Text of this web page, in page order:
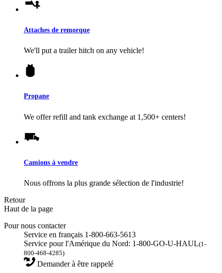
Attaches de remorque
We'll put a trailer hitch on any vehicle!
Propane
We offer refill and tank exchange at 1,500+ centers!
Camions à vendre
Nous offrons la plus grande sélection de l'industrie!
Retour
Haut de la page
Pour nous contacter
Service en français 1-800-663-5613
Service pour l'Amérique du Nord: 1-800-GO-U-HAUL(1-
800-468-4285)
Demander à être rappelé